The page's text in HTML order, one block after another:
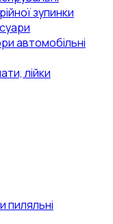
зупинки
автомобільні
лійки
пиляльні